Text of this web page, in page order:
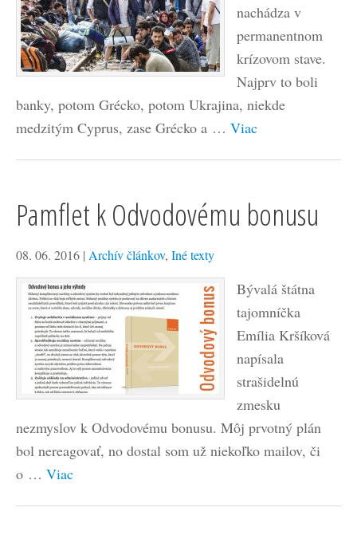
nachádza v
permanentnom
krízovom stave.
Najprv to boli
banky, potom Grécko, potom Ukrajina, niekde
medzitým Cyprus, zase Grécko a … Viac
Pamflet k Odvodovému bonusu
08. 06. 2016 | Archív článkov, Iné texty
Bývalá štátna
tajomníčka
Emília Kršíková
napísala
strašidelnú
zmesku
nezmyslov k Odvodovému bonusu. Môj prvotný plán
bol nereagovať, no dostal som už niekoľko mailov, či
o … Viac